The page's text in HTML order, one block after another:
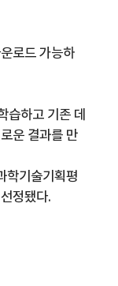
로드 가능하
습하고 기존 데
운 결과를 만
학기술기획평
정됐다.